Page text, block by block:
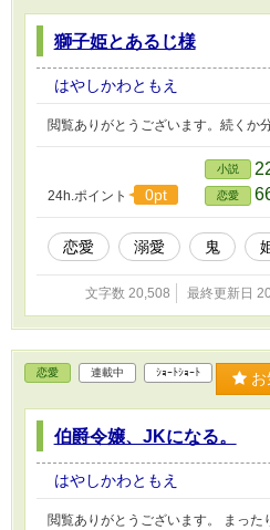
獅子姫とあるじ様
はやしかわともえ
閲覧ありがとうございます。続くか
24h.ポイント 0pt
小説
恋愛
恋愛 溺愛 鬼
文字数 20,508 最終更新日
恋愛 連載中 ｼｮｰﾄｼｮｰﾄ
伯爵令嬢、JKになる。
はやしかわともえ
閲覧ありがとうございます。 まった